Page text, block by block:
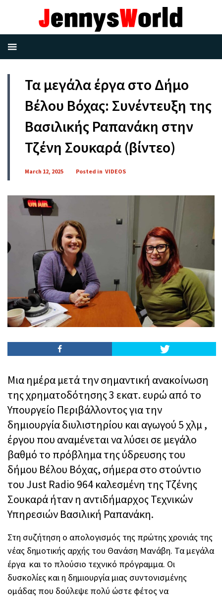
Τα μεγάλα έργα στο Δήμο
Βέλου Βόχας: Συνέντευξη της
Βασιλικής Ραπανάκη στην
Τζένη Σουκαρά (βίντεο)
March 12, 2025 Posted in VIDEOS
Μια ημέρα μετά την σημαντική ανακοίνωση
της χρηματοδότησης 3 εκατ. ευρώ από το
Υπουργείο Περιβάλλοντος για την
δημιουργία διυλιστηρίου και αγωγού 5 χλμ ,
έργου που αναμένεται να λύσει σε μεγάλο
βαθμό το πρόβλημα της ύδρευσης του
δήμου Βέλου Βόχας, σήμερα στο στούντιο
του Just Radio 964 καλεσμένη της Τζένης
Σουκαρά ήταν η αντιδήμαρχος Τεχνικών
Υπηρεσιών Βασιλική Ραπανάκη.
Στη συζήτηση ο απολογισμός της πρώτης χρονιάς της
νέας δημοτικής αρχής του Θανάση Μανάβη. Τα μεγάλα
έργα και το πλούσιο τεχνικό πρόγραμμα. Οι
δυσκολίες και η δημιουργία μιας συντονισμένης
ομάδας που δούλεψε πολύ ώστε φέτος να